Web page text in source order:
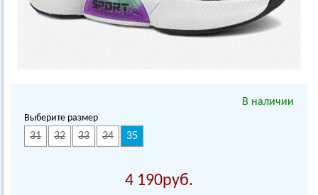
В наличии
Выберите размер
31 32 33 34 35
4 190